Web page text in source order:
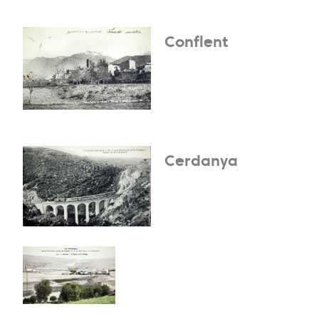
Conflent
Cerdanya